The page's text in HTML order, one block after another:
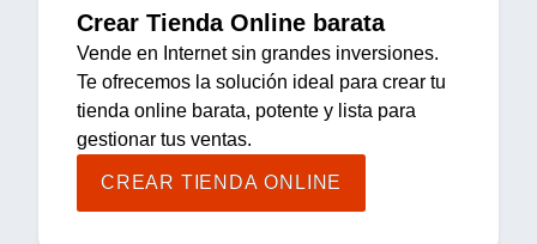
Crear Tienda Online barata
Vende en Internet sin grandes inversiones.
Te ofrecemos la solución ideal para crear tu
tienda online barata, potente y lista para
gestionar tus ventas.
CREAR TIENDA ONLINE